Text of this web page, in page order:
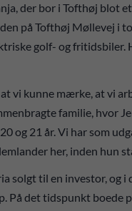
der bor i Tofthøj blot
på Tofthøj Møllevej i
golf- og fritidsbiler.
vi kunne mærke, at vi
familie, hvor
og 21 år. Vi har som
her, inden hun
solgt til en investor, og
På det tidspunkt